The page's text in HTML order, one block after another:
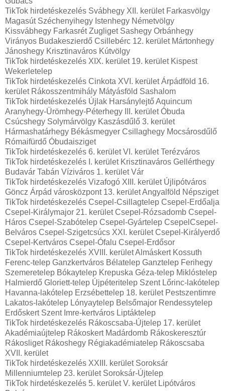
TikTok hirdetéskezelés Svábhegy XII. kerület Farkasvölgy
Magasút Széchenyihegy Istenhegy Németvölgy
Kissvábhegy Farkasrét Zugliget Sashegy Orbánhegy
Virányos Budakeszierdő Csillebérc 12. kerület Mártonhegy
Jánoshegy Krisztinaváros Kútvölgy
TikTok hirdetéskezelés XIX. kerület 19. kerület Kispest
Wekerletelep
TikTok hirdetéskezelés Cinkota XVI. kerület Árpádföld 16.
kerület Rákosszentmihály Mátyásföld Sashalom
TikTok hirdetéskezelés Újlak Harsánylejtő Aquincum
Aranyhegy-Ürömhegy-Péterhegy III. kerület Óbuda
Csúcshegy Solymárvölgy Kaszásdűlő 3. kerület
Hármashatárhegy Békásmegyer Csillaghegy Mocsárosdűlő
Rómaifürdő Óbudaisziget
TikTok hirdetéskezelés 6. kerület VI. kerület Terézváros
TikTok hirdetéskezelés I. kerület Krisztinaváros Gellérthegy
Budavár Tabán Víziváros 1. kerület Vár
TikTok hirdetéskezelés Vizafogó XIII. kerület Újlipótváros
Göncz Árpád városközpont 13. kerület Angyalföld Népsziget
TikTok hirdetéskezelés Csepel-Csillagtelep Csepel-Erdőalja
Csepel-Királymajor 21. kerület Csepel-Rózsadomb Csepel-
Háros Csepel-Szabótelep Csepel-Gyártelep CsepelCsepel-
Belváros Csepel-Szigetcsúcs XXI. kerület Csepel-Királyerdő
Csepel-Kertváros Csepel-Ófalu Csepel-Erdősor
TikTok hirdetéskezelés XVIII. kerület Almáskert Kossuth
Ferenc-telep Ganzkertváros Bélatelep Ganztelep Ferihegy
Szemeretelep Bókaytelep Krepuska Géza-telep Miklóstelep
Halmierdő Gloriett-telep Újpéteritelep Szent Lőrinc-lakótelep
Havanna-lakótelep Erzsébettelep 18. kerület Pestszentimre
Lakatos-lakótelep Lónyaytelep Belsőmajor Rendessytelep
Erdőskert Szent Imre-kertváros Liptáktelep
TikTok hirdetéskezelés Rákoscsaba-Újtelep 17. kerület
Akadémiaújtelep Rákoskert Madárdomb Rákoskeresztúr
Rákosliget Rákoshegy Régiakadémiatelep Rákoscsaba
XVII. kerület
TikTok hirdetéskezelés XXIII. kerület Soroksár
Millenniumtelep 23. kerület Soroksár-Újtelep
TikTok hirdetéskezelés 5. kerület V. kerület Lipótváros